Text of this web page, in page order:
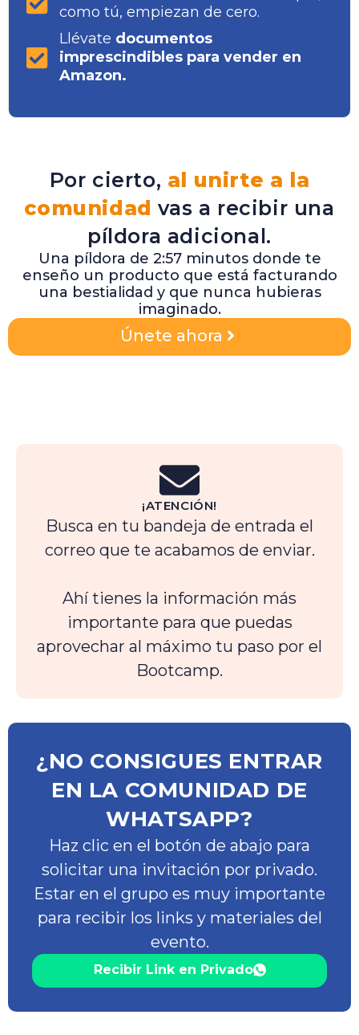
como tú, empiezan de cero.
Llévate documentos
imprescindibles para vender en
Amazon.
Por cierto, al unirte a la
comunidad vas a recibir una
píldora adicional.
Una píldora de 2:57 minutos donde te
enseño un producto que está facturando
una bestialidad y que nunca hubieras
imaginado.
Únete ahora
¡ATENCIÓN!
Busca en tu bandeja de entrada el
correo que te acabamos de enviar.
Ahí tienes la información más
importante para que puedas
aprovechar al máximo tu paso por el
Bootcamp.
¿NO CONSIGUES ENTRAR
EN LA COMUNIDAD DE
WHATSAPP?
Haz clic en el botón de abajo para
solicitar una invitación por privado.
Estar en el grupo es muy importante
para recibir los links y materiales del
evento.
Recibir Link en Privado